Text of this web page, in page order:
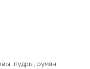
пудры, румян,